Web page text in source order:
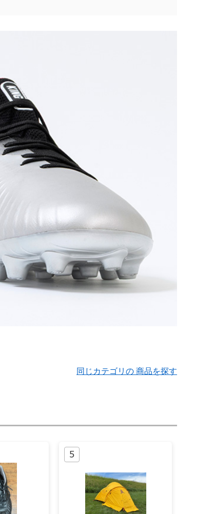
同じカテゴリの 商品を探す